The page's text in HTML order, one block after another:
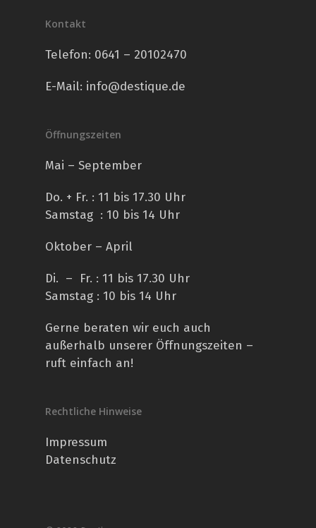
Kontakt
Telefon: 0641 – 20102470
E-Mail: info@destique.de
Öffnungszeiten
Mai – September
Do. + Fr. : 11 bis 17.30 Uhr
Samstag : 10 bis 14 Uhr
Oktober – April
Di. – Fr. : 11 bis 17.30 Uhr
Samstag : 10 bis 14 Uhr
Gerne beraten wir euch auch
außerhalb unserer Öffnungszeiten –
ruft einfach an!
Rechtliche Hinweise
Impressum
Datenschutz